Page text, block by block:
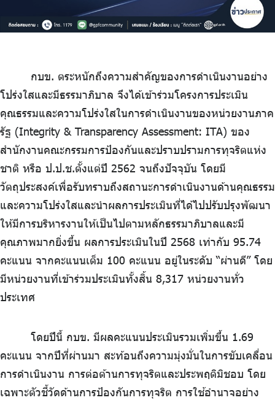
กบข. ตระหนักถึงความสำคัญของการดำเนินงานอย่าง
โปร่งใสและมีธรรมาภิบาล จึงได้เข้าร่วมโครงการประเมิน
คุณธรรมและความโปร่งใสในการดำเนินงานของหน่วยงานภาค
รัฐ (Integrity & Transparency Assessment: ITA) ของ
สำนักงานคณะกรรมการป้องกันและปราบปรามการทุจริตแห่ง
ชาติ หรือ ป.ป.ช.ตั้งแต่ปี 2562 จนถึงปัจจุบัน โดยมี
วัตถุประสงค์เพื่อรับทราบถึงสถานะการดำเนินงานด้านคุณธรรม
และความโปร่งใสและนำผลการประเมินที่ได้ไปปรับปรุงพัฒนา
ให้มีการบริหารงานให้เป็นไปตามหลักธรรมาภิบาลและมี
คุณภาพมากยิ่งขึ้น ผลการประเมินในปี 2568 เท่ากับ 95.74
คะแนน จากคะแนนเต็ม 100 คะแนน อยู่ในระดับ “ผ่านดี” โดย
มีหน่วยงานที่เข้าร่วมประเมินทั้งสิ้น 8,317 หน่วยงานทั่ว
ประเทศ
โดยปีนี้ กบข. มีผลคะแนนประเมินรวมเพิ่มขึ้น 1.69
คะแนน จากปีที่ผ่านมา สะท้อนถึงความมุ่งมั่นในการขับเคลื่อน
การดำเนินงาน การต่อต้านการทุจริตและประพฤติมิชอบ โดย
เฉพาะตัวชี้วัดด้านการป้องกันการทุจริต การใช้อำนาจอย่าง